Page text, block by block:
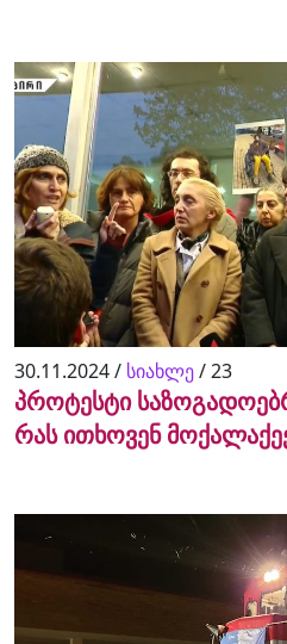
30.11.2024 / სიახლე/23
პროტესტი
რას ითხოვენ